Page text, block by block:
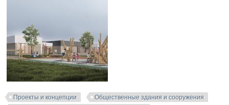
Проекты и концепции
Общественные здания и сооружения